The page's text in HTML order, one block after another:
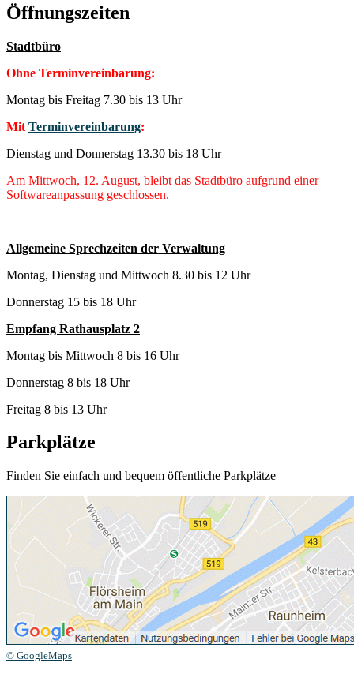
Öffnungszeiten
Stadtbüro
Ohne Terminvereinbarung:
Montag bis Freitag 7.30 bis 13 Uhr
Mit Terminvereinbarung:
Dienstag und Donnerstag 13.30 bis 18 Uhr
Am Mittwoch, 12. August, bleibt das Stadtbüro aufgrund einer
Softwareanpassung geschlossen.
Allgemeine Sprechzeiten der Verwaltung
Montag, Dienstag und Mittwoch 8.30 bis 12 Uhr
Donnerstag 15 bis 18 Uhr
Empfang Rathausplatz 2
Montag bis Mittwoch 8 bis 16 Uhr
Donnerstag 8 bis 18 Uhr
Freitag 8 bis 13 Uhr
Parkplätze
Finden Sie einfach und bequem öffentliche Parkplätze
© GoogleMaps